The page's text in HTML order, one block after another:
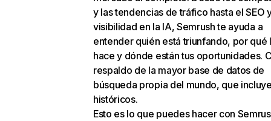
y las tendencias de tráfico hasta el SEO
visibilidad en la IA, Semrush te ayuda a
entender quién está triunfando, por qué
hace y dónde están tus oportunidades.
respaldo de la mayor base de datos de
búsqueda propia del mundo, que
históricos.
Esto es lo que puedes hacer con